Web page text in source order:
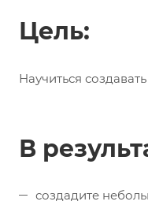
Цель:
Научиться
В
создадите